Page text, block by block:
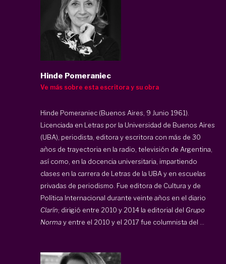
Hinde Pomeraniec
Ve más sobre esta escritora y su obra
Hinde Pomeraniec (Buenos Aires, 9 Junio 1961).
Licenciada en Letras por la Universidad de Buenos Aires
(UBA), periodista, editora y escritora con más de 30
años de trayectoria en la radio, televisión de Argentina,
así como, en la docencia universitaria, impartiendo
clases en la carrera de Letras de la UBA y en escuelas
privadas de periodismo. Fue editora de Cultura y de
Política Internacional durante veinte años en el diario
Clarín; dirigió entre 2010 y 2014 la editorial del Grupo
Normay entre el 2010 y el 2017 fue columnista del ...